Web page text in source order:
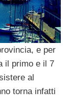
e per
il primo e il 7
al
torna infatti